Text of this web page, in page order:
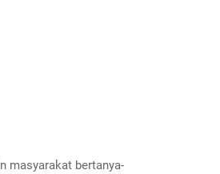
masyarakat bertanya-